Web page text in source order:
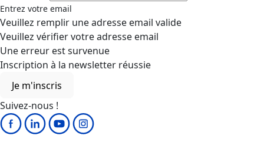
Entrez votre email
Veuillez remplir une adresse email valide
Veuillez vérifier votre adresse email
Une erreur est survenue
Inscription à la newsletter réussie
Je m'inscris
Suivez-nous !